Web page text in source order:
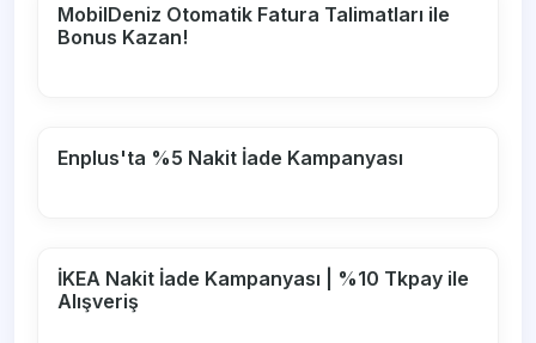
MobilDeniz Otomatik Fatura Talimatları ile
Bonus Kazan!
Enplus'ta %5 Nakit İade Kampanyası
İKEA Nakit İade Kampanyası | %10 Tkpay ile
Alışveriş